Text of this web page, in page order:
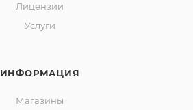
Лицензии
Услуги
ИНФОРМАЦИЯ
Магазины